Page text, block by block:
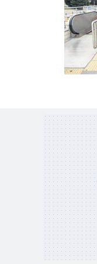
almak için lütfen